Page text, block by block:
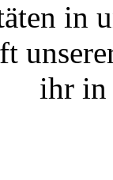
in
ihr in